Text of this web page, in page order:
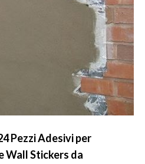
Pezzi Adesivi per
Wall Stickers da